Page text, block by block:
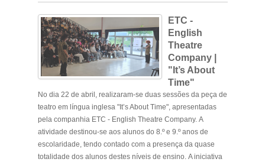
ETC -
English
Theatre
Company |
"It’s About
Time"
No dia 22 de abril, realizaram-se duas sessões da peça de
teatro em língua inglesa "It’s About Time", apresentadas
pela companhia ETC - English Theatre Company. A
atividade destinou-se aos alunos do 8.º e 9.º anos de
escolaridade, tendo contado com a presença da quase
totalidade dos alunos destes níveis de ensino. A iniciativa